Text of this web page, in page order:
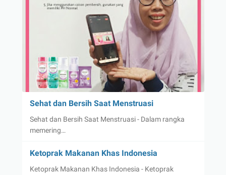
Sehat dan Bersih Saat Menstruasi
Sehat dan Bersih Saat Menstruasi - Dalam rangka
memering…
Ketoprak Makanan Khas Indonesia
Ketoprak Makanan Khas Indonesia - Ketoprak